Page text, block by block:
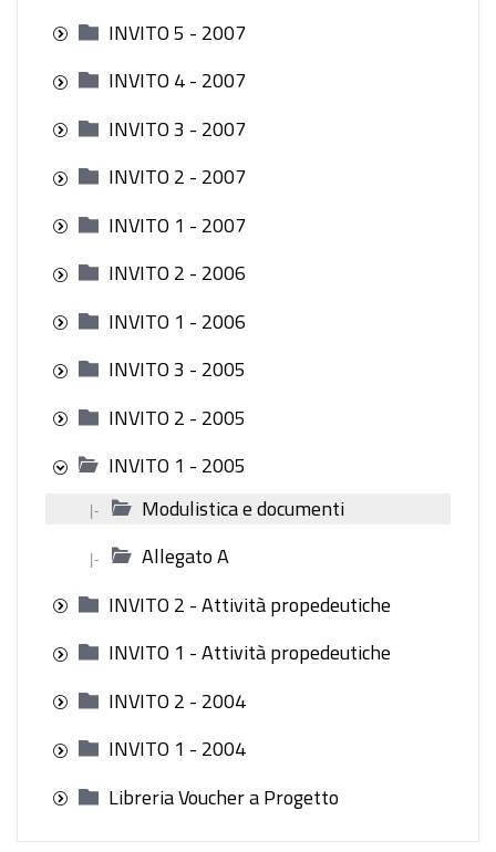
INVITO 5 - 2007
INVITO 4 - 2007
INVITO 3 - 2007
INVITO 2 - 2007
INVITO 1 - 2007
INVITO 2 - 2006
INVITO 1 - 2006
INVITO 3 - 2005
INVITO 2 - 2005
INVITO 1 - 2005
|- Modulistica e documenti
|-
Allegato A
INVITO 2 - Attività propedeutiche
INVITO 1 - Attività propedeutiche
INVITO 2 - 2004
INVITO 1 - 2004
Libreria Voucher a Progetto